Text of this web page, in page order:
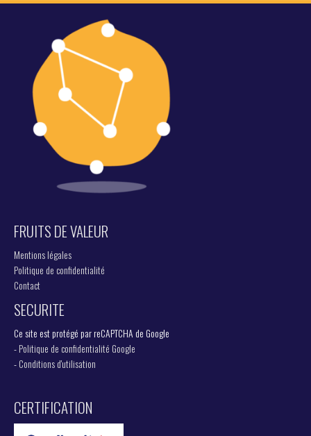
FRUITS DE VALEUR
Mentions légales
Politique de confidentialité
Contact
SECURITE
Ce site est protégé par reCAPTCHA de Google
- Politique de confidentialité Google
- Conditions d'utilisation
CERTIFICATION